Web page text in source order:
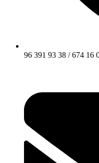
96 391 93 38 / 674 16